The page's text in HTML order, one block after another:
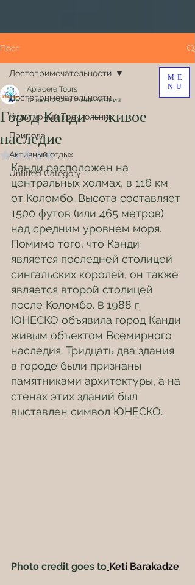
ME
NU
Пост
Достопримечательности
Культурный Треугольник
Природа
Активный отдых
Untitled Category
Достопримечательности
Город Канди – живое
наследие
Apiacere Tours
12 июн. 2022 г.2 мин. чтения
Оценка: не число из 5 звезд.
Канди расположен на
центральных холмах, в 116 км
от Коломбо. Высота составляет
1500 футов (или 465 метров)
над средним уровнем моря.
Помимо того, что Канди
является последней столицей
сингальских королей, он также
является второй столицей
после Коломбо. В 1988 г.
ЮНЕСКО объявила город Канди
живым объектом Всемирного
наследия. Тридцать два здания
в городе были признаны
памятниками архитектуры, а на
стенах этих зданий был
выставлен символ ЮНЕСКО.
Photo credit goes to Keti Barakadze